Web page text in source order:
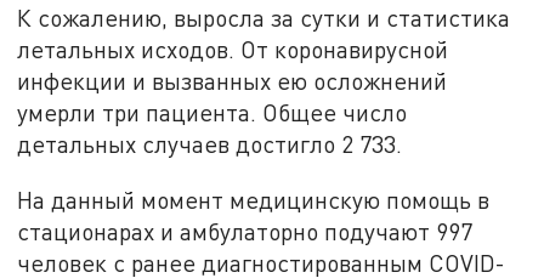
К сожалению, выросла за сутки и статистика
летальных исходов. От коронавирусной
инфекции и вызванных ею осложнений
умерли три пациента. Общее число
детальных случаев достигло 2 733.
На данный момент медицинскую помощь в
стационарах и амбулаторно подучают 997
человек с ранее диагностированным COVID-